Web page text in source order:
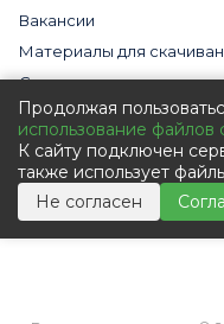
Вакансии
Материалы для
Cогласие на
Обработка
«Яндекс.Метрика»
Политика в отношении
Пользовательское
Согласие на обработку
Продолжая
использование файлов
К сайту подключен
также использует
Не согласен